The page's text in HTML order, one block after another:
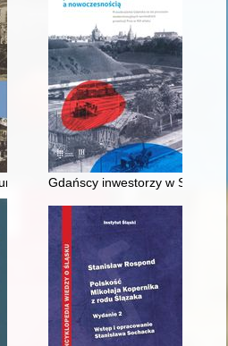
poligonu drawskiego od
Gdańscy inwestorzy w